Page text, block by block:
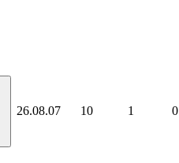
26.08.07 10 1 0